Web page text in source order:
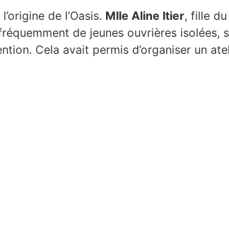
de l’Oasis. Mlle Aline Itier, fille
de jeunes ouvrières
Cela avait permis d’organiser un